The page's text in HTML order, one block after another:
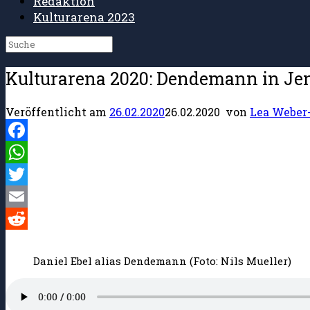
Kulturarena 2023
Suche
nach:
Kulturarena 2020: Dendemann in
Veröffentlicht am 26.02.202026.02.2020 von Lea
Facebook
WhatsApp
Twitter
Email
Daniel Ebel alias Dendemann (Foto: Nils Mueller)